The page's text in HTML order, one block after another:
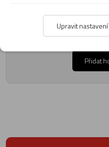
Produkt zatím nemá
produkt
Přidat
Upravit nastavení